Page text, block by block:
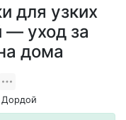
для узких
уход за
дома